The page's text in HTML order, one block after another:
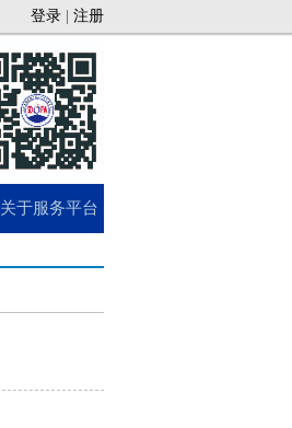
登录 注册
关于服务平台